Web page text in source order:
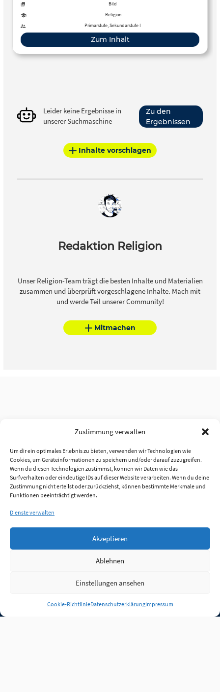
Zustimmung verwalten
Um dir ein optimales Erlebnis zu bieten, verwenden wir Technologien wie
Cookies, um Geräteinformationen zu speichern und/oder darauf zuzugreifen.
Wenn du diesen Technologien zustimmst, können wir Daten wie das
Surfverhalten oder eindeutige IDs auf dieser Website verarbeiten. Wenn du deine
Zustimmung nicht erteilst oder zurückziehst, können bestimmte Merkmale und
Funktionen beeinträchtigt werden.
Dienste verwalten
Akzeptieren
Ablehnen
Einstellungen ansehen
Cookie-RichtlinieDatenschutzerklärungImpressum
Bild
Religion
Primarstufe, Sekundarstufe I
Zum Inhalt
Leider keine Ergebnisse in
unserer Suchmaschine
Zu den
Ergebnissen
Inhalte vorschlagen
Redaktion Religion
Unser Religion-Team trägt die besten Inhalte und Materialien
zusammen und überprüft vorgeschlagene Inhalte. Mach mit
und werde Teil unserer Community!
Mitmachen
Anmelden
Jobs Partner FAQ Quellen